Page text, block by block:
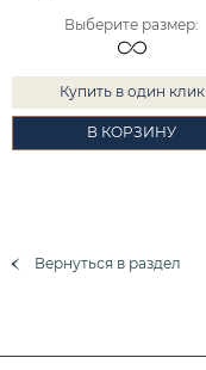
Выберите размер:
Купить в один клик
В КОРЗИНУ
Вернуться в раздел